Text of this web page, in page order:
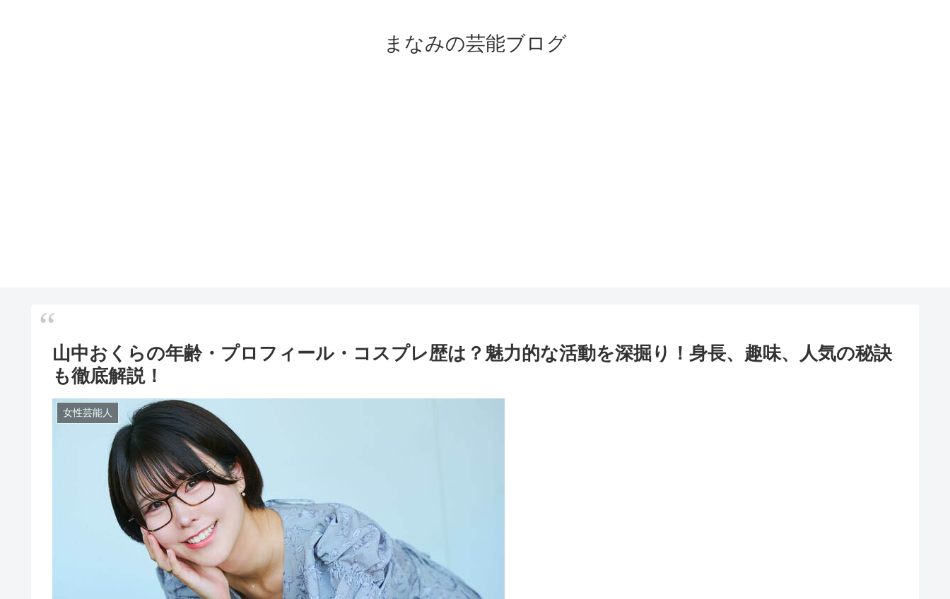
まなみの芸能ブログ
山中おくらの年齢・プロフィール・コスプレ歴は？魅力的な活動を深掘り！身長、趣味、人気の秘訣
も徹底解説！
女性芸能人